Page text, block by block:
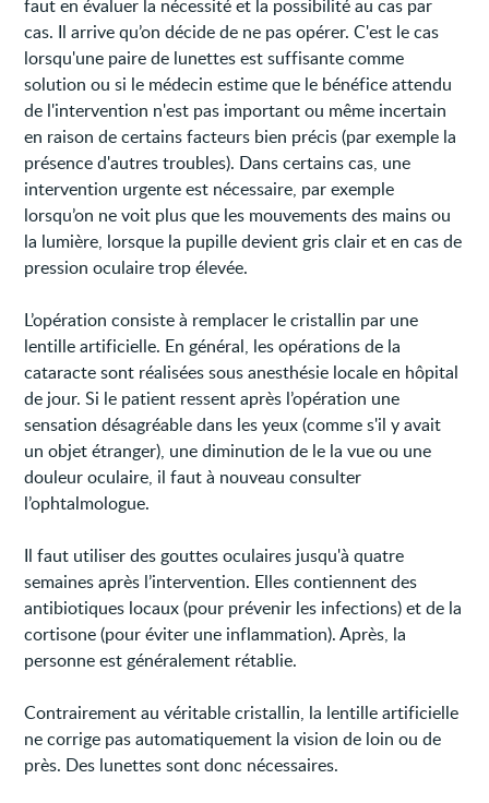
faut en évaluer la nécessité et la possibilité au cas par
cas. Il arrive qu’on décide de ne pas opérer. C'est le cas
lorsqu'une paire de lunettes est suffisante comme
solution ou si le médecin estime que le bénéfice attendu
de l'intervention n'est pas important ou même incertain
en raison de certains facteurs bien précis (par exemple la
présence d'autres troubles). Dans certains cas, une
intervention urgente est nécessaire, par exemple
lorsqu’on ne voit plus que les mouvements des mains ou
la lumière, lorsque la pupille devient gris clair et en cas de
pression oculaire trop élevée.
L’opération consiste à remplacer le cristallin par une
lentille artificielle. En général, les opérations de la
cataracte sont réalisées sous anesthésie locale en hôpital
de jour. Si le patient ressent après l’opération une
sensation désagréable dans les yeux (comme s'il y avait
un objet étranger), une diminution de le la vue ou une
douleur oculaire, il faut à nouveau consulter
l’ophtalmologue.
Il faut utiliser des gouttes oculaires jusqu'à quatre
semaines après l’intervention. Elles contiennent des
antibiotiques locaux (pour prévenir les infections) et de la
cortisone (pour éviter une inflammation). Après, la
personne est généralement rétablie.
Contrairement au véritable cristallin, la lentille artificielle
ne corrige pas automatiquement la vision de loin ou de
près. Des lunettes sont donc nécessaires.